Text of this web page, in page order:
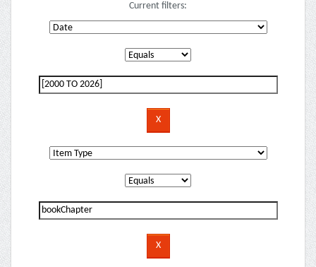
Current filters: